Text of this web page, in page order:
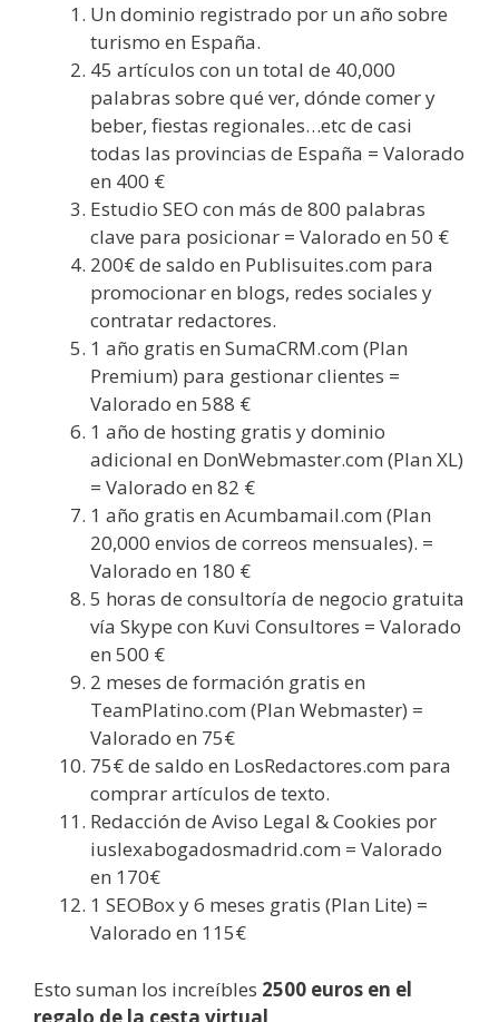
Un dominio registrado por un año sobre
turismo en España.
45 artículos con un total de 40,000
palabras sobre qué ver, dónde comer y
beber, fiestas regionales…etc de casi
todas las provincias de España = Valorado
en 400 €
Estudio SEO con más de 800 palabras
clave para posicionar = Valorado en 50 €
200€ de saldo en Publisuites.com para
promocionar en blogs, redes sociales y
contratar redactores.
1 año gratis en SumaCRM.com (Plan
Premium) para gestionar clientes =
Valorado en 588 €
1 año de hosting gratis y dominio
adicional en DonWebmaster.com (Plan XL)
= Valorado en 82 €
1 año gratis en Acumbamail.com (Plan
20,000 envios de correos mensuales). =
Valorado en 180 €
5 horas de consultoría de negocio gratuita
vía Skype con Kuvi Consultores = Valorado
en 500 €
2 meses de formación gratis en
TeamPlatino.com (Plan Webmaster) =
Valorado en 75€
75€ de saldo en LosRedactores.com para
comprar artículos de texto.
Redacción de Aviso Legal & Cookies por
iuslexabogadosmadrid.com = Valorado
en 170€
1 SEOBox y 6 meses gratis (Plan Lite) =
Valorado en 115€
Esto suman los increíbles 2500 euros en el
regalo de la cesta virtual